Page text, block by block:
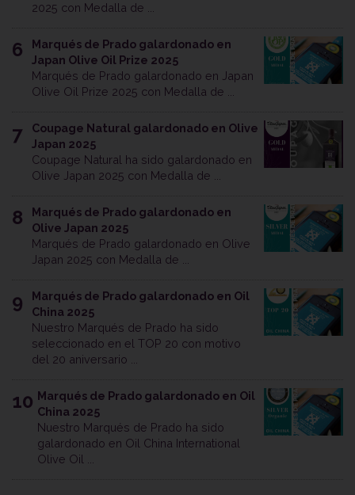
2025 con Medalla de ...
6
Marqués de Prado galardonado en
Japan Olive Oil Prize 2025
Marqués de Prado galardonado en Japan
Olive Oil Prize 2025 con Medalla de ...
7
Coupage Natural galardonado en Olive
Japan 2025
Coupage Natural ha sido galardonado en
Olive Japan 2025 con Medalla de ...
8
Marqués de Prado galardonado en
Olive Japan 2025
Marqués de Prado galardonado en Olive
Japan 2025 con Medalla de ...
9
Marqués de Prado galardonado en Oil
China 2025
Nuestro Marqués de Prado ha sido
seleccionado en el TOP 20 con motivo
del 20 aniversario ...
10 Marqués de Prado galardonado en Oil
China 2025
Nuestro Marqués de Prado ha sido
galardonado en Oil China International
Olive Oil ...